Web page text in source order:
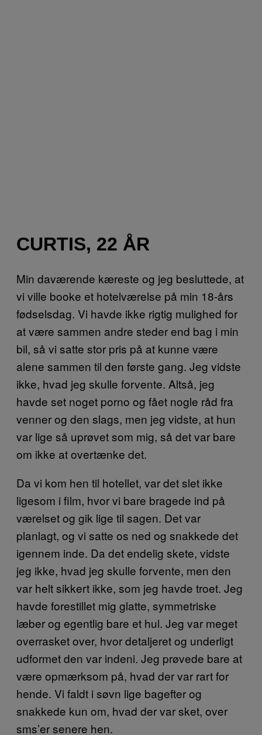
CURTIS, 22 ÅR
Min daværende kæreste og jeg besluttede, at
vi ville booke et hotelværelse på min 18-års
fødselsdag. Vi havde ikke rigtig mulighed for
at være sammen andre steder end bag i min
bil, så vi satte stor pris på at kunne være
alene sammen til den første gang. Jeg vidste
ikke, hvad jeg skulle forvente. Altså, jeg
havde set noget porno og fået nogle råd fra
venner og den slags, men jeg vidste, at hun
var lige så uprøvet som mig, så det var bare
om ikke at overtænke det.
Da vi kom hen til hotellet, var det slet ikke
ligesom i film, hvor vi bare bragede ind på
værelset og gik lige til sagen. Det var
planlagt, og vi satte os ned og snakkede det
igennem inde. Da det endelig skete, vidste
jeg ikke, hvad jeg skulle forvente, men den
var helt sikkert ikke, som jeg havde troet. Jeg
havde forestillet mig glatte, symmetriske
læber og egentlig bare et hul. Jeg var meget
overrasket over, hvor detaljeret og underligt
udformet den var indeni. Jeg prøvede bare at
være opmærksom på, hvad der var rart for
hende. Vi faldt i søvn lige bagefter og
snakkede kun om, hvad der var sket, over
sms’er senere hen.